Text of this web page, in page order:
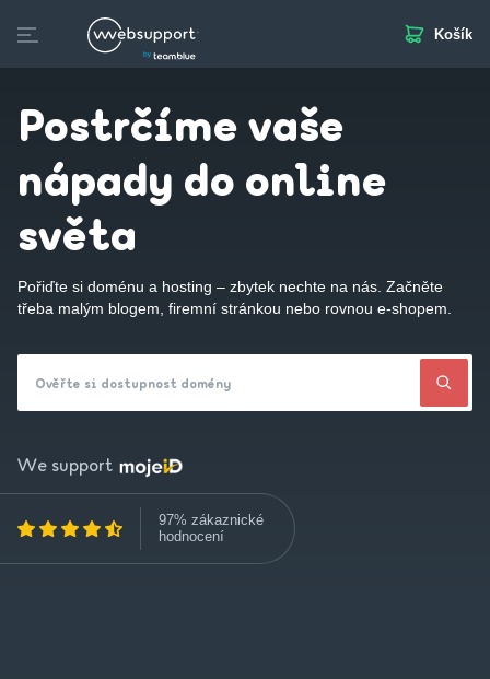
Skip
Košík
Postrčíme vaše
nápady do online
světa
Pořiďte si doménu a hosting – zbytek nechte na nás. Začněte
třeba malým blogem, firemní stránkou nebo rovnou e-shopem.
Ověřte si dostupnost domény
We support
97% zákaznické
hodnocení